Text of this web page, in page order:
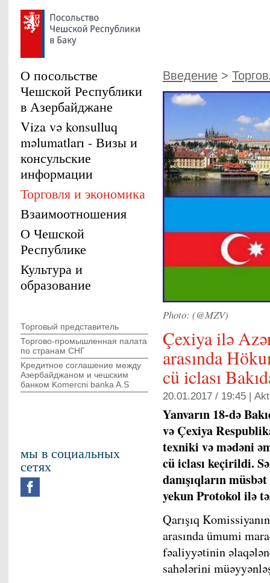
Введение >
Photo: (@MZV)
Çexiya ilə
arasında
cü iclası
20.01.2017 / 19:45 |
Yanvarın 18-də
və Çexiya
texniki və mədəni
cü iclası keçirildi.
danışıqların
yekun Protokol ilə
Qarışıq
arasında ümumi
fəaliyyətinin
sahələrini
О посольстве
Чешской Республики
в Азербайджане
Viza və konsulluq
məlumatları - Визы и
консульские
информации
Торговля и экономика
Взаимоотношения
О Чешской
Республике
Культура и
образование
Торговый представитель
Торгово-промышленная палата
по странам СНГ
Kредитное соглашение между
Азербайджаном и чешским
банком Komercni banka A.S
мы в социальных
сетях